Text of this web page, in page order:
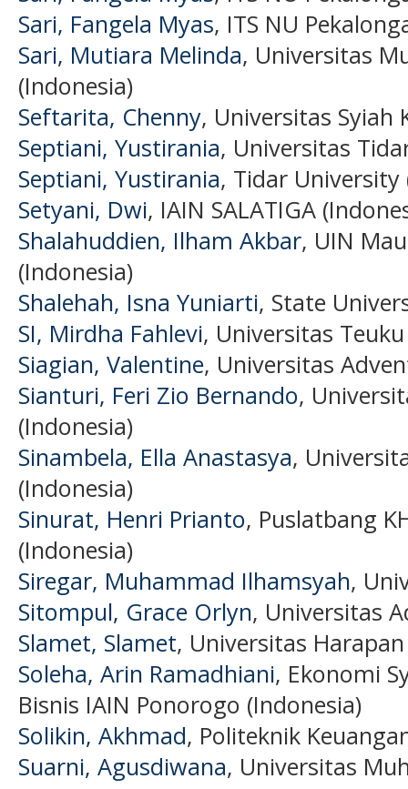
Sari, Fangela Myas, ITS NU
Sari, Mutiara Melinda, Universitas
(Indonesia)
Seftarita, Chenny, Universitas Syiah
Septiani, Yustirania, Universitas
Septiani, Yustirania, Tidar University
Setyani, Dwi, IAIN SALATIGA
Shalahuddien, Ilham Akbar, UIN
(Indonesia)
Shalehah, Isna Yuniarti, State
SI, Mirdha Fahlevi, Universitas
Siagian, Valentine, Universitas
Sianturi, Feri Zio Bernando,
(Indonesia)
Sinambela, Ella Anastasya,
(Indonesia)
Sinurat, Henri Prianto, Puslatbang
(Indonesia)
Siregar, Muhammad Ilhamsyah,
Sitompul, Grace Orlyn, Universitas
Slamet, Slamet, Universitas
Soleha, Arin Ramadhiani, Ekonomi
Bisnis IAIN Ponorogo (Indonesia)
Solikin, Akhmad, Politeknik
Suarni, Agusdiwana, Universitas